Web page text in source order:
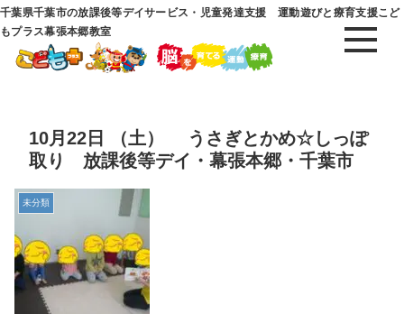
千葉県千葉市の放課後等デイサービス・児童発達支援 運動遊びと療育支援こど
もプラス幕張本郷教室
10月22日 （土） うさぎとかめ☆しっぽ
取り 放課後等デイ・幕張本郷・千葉市
未分類